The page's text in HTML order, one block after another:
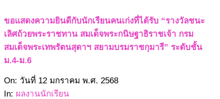
ขอแสดงความยินดีกับนักเรียนคนเก่งที่ได้รับ “รางวัลชนะ
เลิศถ้วยพระราชทาน สมเด็จพระกนิษฐาธิราชเจ้า กรม
สมเด็จพระเทพรัตนสุดาฯ สยามบรมราชกุมารี” ระดับชั้น
ม.4-ม.6
2568-
01-
On: วันที่ 12 มกราคม พ.ศ. 2568
In: ผลงานนักเรียน